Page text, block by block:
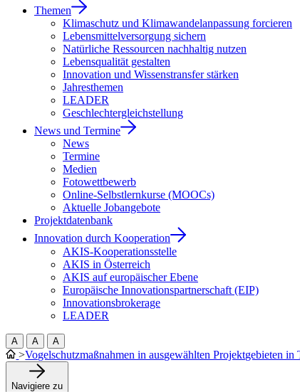
Themen
Klimaschutz und Klimawandelanpassung forcieren
Lebensmittelversorgung sichern
Natürliche Ressourcen nachhaltig nutzen
Lebensqualität gestalten
Innovation und Wissenstransfer stärken
Jahresthemen
LEADER
Geschlechtergleichstellung
News und Termine
News
Termine
Medien
Fotowettbewerb
Online-Selbstlernkurse (MOOCs)
Aktuelle Jobangebote
Projektdatenbank
Innovation durch Kooperation
AKIS-Kooperationsstelle
AKIS in Österreich
AKIS auf europäischer Ebene
Europäische Innovationspartnerschaft (EIP)
Innovationsbrokerage
LEADER
A A A
>Vogelschutzmaßnahmen in ausgewählten Projektgebieten in
Navigiere zu